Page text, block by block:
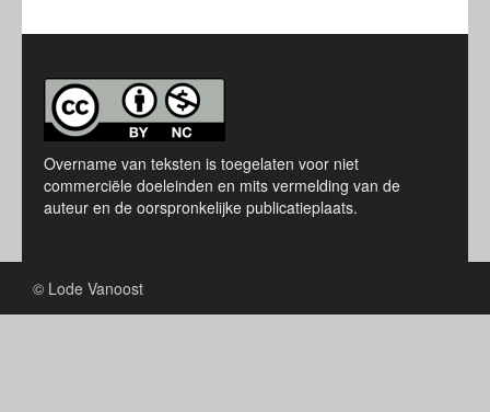
Overname van teksten is toegelaten voor niet
commerciële doeleinden en mits vermelding van de
auteur en de oorspronkelijke publicatieplaats.
© Lode Vanoost